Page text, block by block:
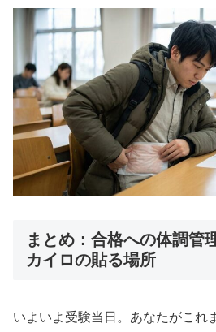
まとめ：合格への体調管
カイロの貼る場所
いよいよ受験当日。あなたがこれ